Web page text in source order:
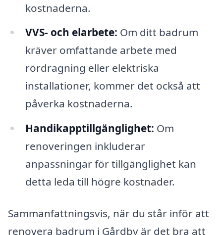
kostnaderna.
VVS- och elarbete: Om ditt badrum
kräver omfattande arbete med
rördragning eller elektriska
installationer, kommer det också att
påverka kostnaderna.
Handikapptillgänglighet: Om
renoveringen inkluderar
anpassningar för tillgänglighet kan
detta leda till högre kostnader.
Sammanfattningsvis, när du står inför att
renovera badrum i Gårdby är det bra att